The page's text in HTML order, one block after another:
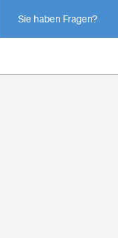
Sie haben Fragen?